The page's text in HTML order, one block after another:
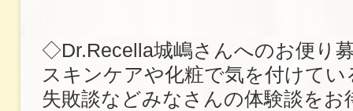
◇Dr.Recella城嶋さんへのお便り
スキンケアや化粧で気を付けてい
失敗談などみなさんの体験談をお